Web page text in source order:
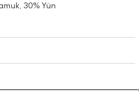
30% Yün